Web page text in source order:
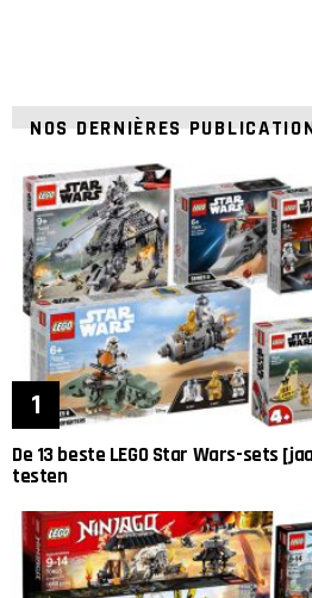
NOS DERNIÈRES
De 13 beste LEGO Star Wars-sets
testen